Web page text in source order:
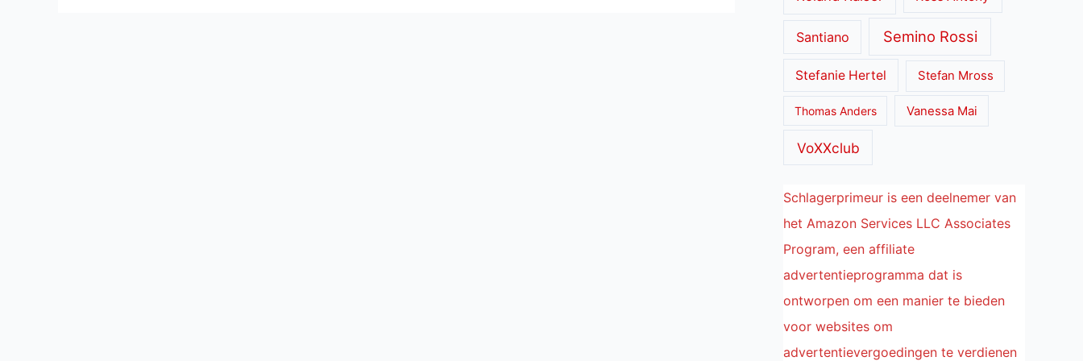
Santiano Semino Rossi
Stefanie Hertel Stefan Mross
Thomas Anders Vanessa Mai
VoXXclub
Schlagerprimeur is een deelnemer van
het Amazon Services LLC Associates
Program, een affiliate
advertentieprogramma dat is
ontworpen om een manier te bieden
voor websites om
advertentievergoedingen te verdienen